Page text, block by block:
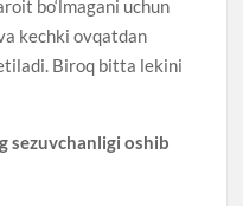
bo‘lmagani uchun
kechki ovqatdan
Biroq bitta lekini
sezuvchanligi oshib